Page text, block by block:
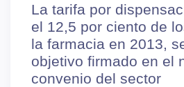
La tarifa por
el 12,5 por ciento de
la farmacia en 2013,
objetivo firmado en el
convenio del sector